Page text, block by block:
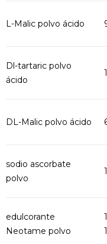
L-Malic polvo ácido
Dl-tartaric polvo
ácido
DL-Malic polvo ácido
sodio ascorbate
polvo
edulcorante
Neotame polvo